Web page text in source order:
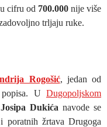
cifru od 700.000 nije više
trljaju ruke.
Rogošić, jedan od
popisa. U Dugopoljskom
Josipa Dukića navode se
poratnih žrtava Drugoga